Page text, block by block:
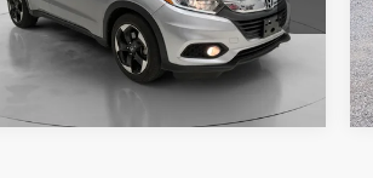
VIN:3HGRU5850NM001678Valores:308390
Disponible 59,189 km Ext.
OBTÉN FINANCIAMIENTO